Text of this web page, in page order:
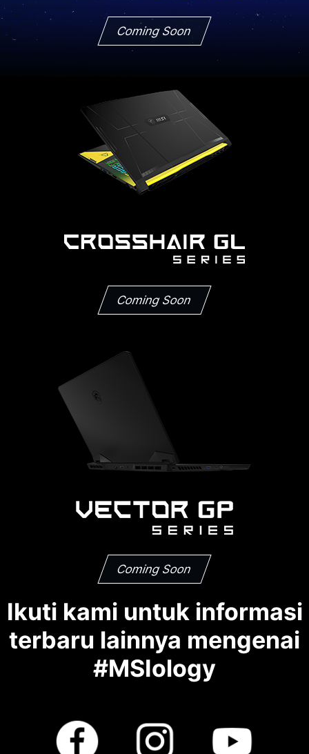
Coming Soon
Coming Soon
Coming Soon
Ikuti kami untuk informasi
terbaru lainnya mengenai
#MSIology